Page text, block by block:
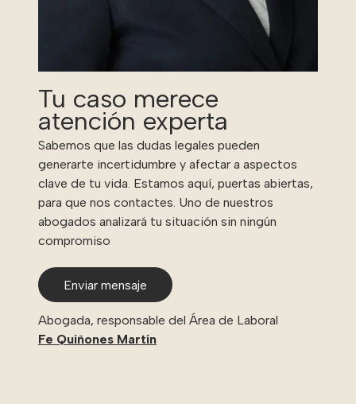
Tu caso merece
atención experta
Sabemos que las dudas legales pueden
generarte incertidumbre y afectar a aspectos
clave de tu vida. Estamos aquí, puertas abiertas,
para que nos contactes. Uno de nuestros
abogados analizará tu situación sin ningún
compromiso
Enviar mensaje
Abogada, responsable del Área de Laboral
Fe Quiñones Martín